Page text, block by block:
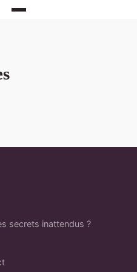
secrets inattendus ?